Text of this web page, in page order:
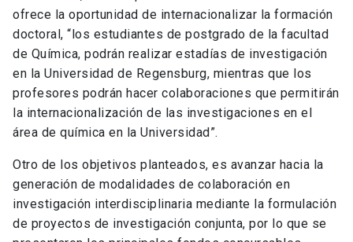
ofrece la oportunidad de internacionalizar la formación
doctoral, “los estudiantes de postgrado de la facultad
de Química, podrán realizar estadías de investigación
en la Universidad de Regensburg, mientras que los
profesores podrán hacer colaboraciones que permitirán
la internacionalización de las investigaciones en el
área de química en la Universidad”.
Otro de los objetivos planteados, es avanzar hacia la
generación de modalidades de colaboración en
investigación interdisciplinaria mediante la formulación
de proyectos de investigación conjunta, por lo que se